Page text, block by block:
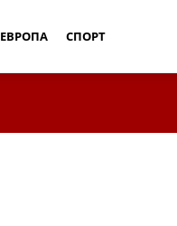
ЕВРОПА СПОРТ